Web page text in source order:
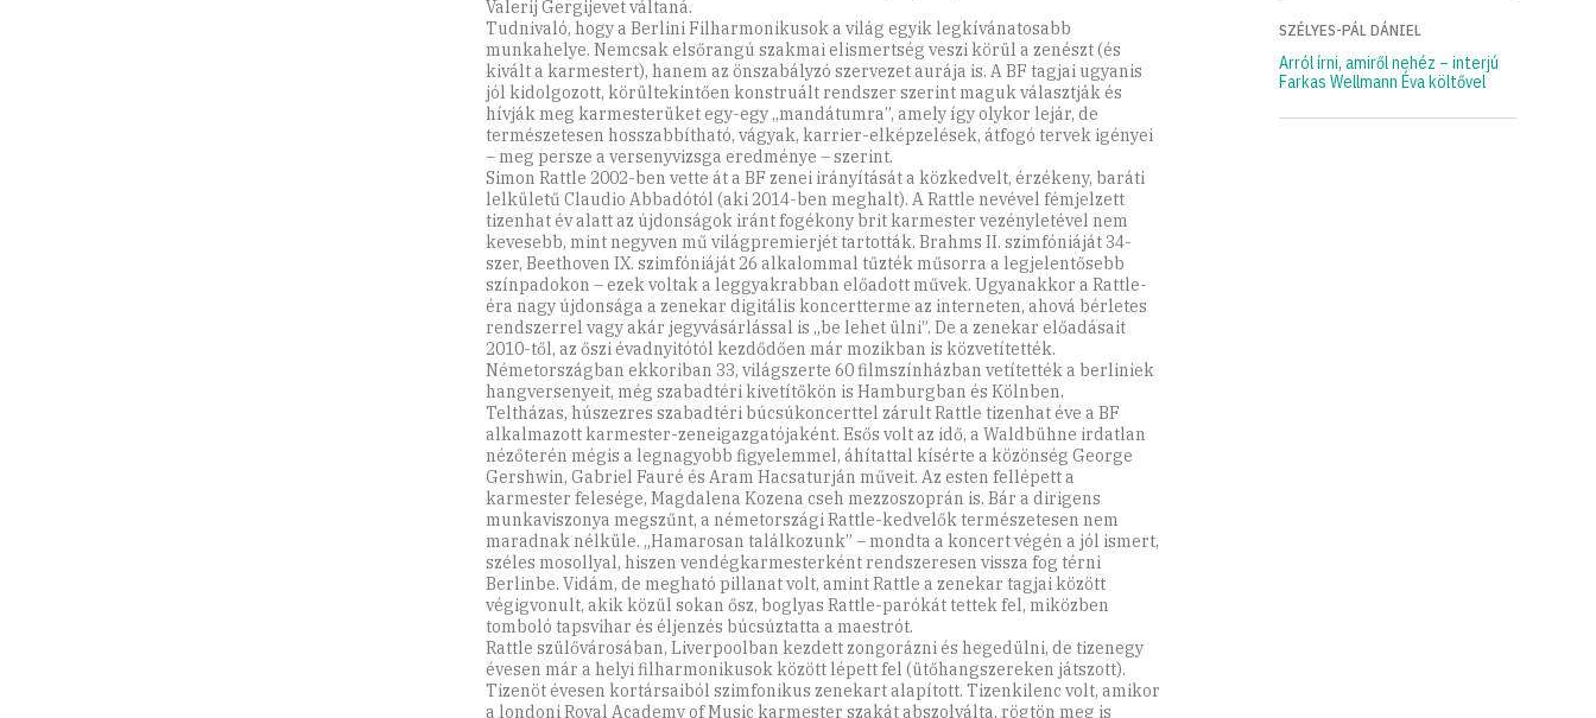
Valerij Gergijevet váltaná.
Tudnivaló, hogy a Berlini Filharmonikusok a világ egyik legkívánatosabb
munkahelye. Nemcsak elsőrangú szakmai elismertség veszi körül a zenészt (és
kivált a karmestert), hanem az önszabályzó szervezet aurája is. A BF tagjai ugyanis
jól kidolgozott, körültekintően konstruált rendszer szerint maguk választják és
hívják meg karmesterüket egy-egy „mandátumra”, amely így olykor lejár, de
természetesen hosszabbítható, vágyak, karrier-elképzelések, átfogó tervek igényei
– meg persze a versenyvizsga eredménye – szerint.
Simon Rattle 2002-ben vette át a BF zenei irányítását a közkedvelt, érzékeny, baráti
lelkületű Claudio Abbadótól (aki 2014-ben meghalt). A Rattle nevével fémjelzett
tizenhat év alatt az újdonságok iránt fogékony brit karmester vezényletével nem
kevesebb, mint negyven mű világpremierjét tartották. Brahms II. szimfóniáját 34-
szer, Beethoven IX. szimfóniáját 26 alkalommal tűzték műsorra a legjelentősebb
színpadokon – ezek voltak a leggyakrabban előadott művek. Ugyanakkor a Rattle-
éra nagy újdonsága a zenekar digitális koncertterme az interneten, ahová bérletes
rendszerrel vagy akár jegyvásárlással is „be lehet ülni”. De a zenekar előadásait
2010-től, az őszi évadnyitótól kezdődően már mozikban is közvetítették.
Németországban ekkoriban 33, világszerte 60 filmszínházban vetítették a berliniek
hangversenyeit, még szabadtéri kivetítőkön is Hamburgban és Kölnben.
Teltházas, húszezres szabadtéri búcsúkoncerttel zárult Rattle tizenhat éve a BF
alkalmazott karmester-zeneigazgatójaként. Esős volt az idő, a Waldbühne irdatlan
nézőterén mégis a legnagyobb figyelemmel, áhítattal kísérte a közönség George
Gershwin, Gabriel Fauré és Aram Hacsaturján műveit. Az esten fellépett a
karmester felesége, Magdalena Kozena cseh mezzoszoprán is. Bár a dirigens
munkaviszonya megszűnt, a németországi Rattle-kedvelők természetesen nem
maradnak nélküle. „Hamarosan találkozunk” – mondta a koncert végén a jól ismert,
széles mosollyal, hiszen vendégkarmesterként rendszeresen vissza fog térni
Berlinbe. Vidám, de megható pillanat volt, amint Rattle a zenekar tagjai között
végigvonult, akik közül sokan ősz, boglyas Rattle-parókát tettek fel, miközben
tomboló tapsvihar és éljenzés búcsúztatta a maestrót.
Rattle szülővárosában, Liverpoolban kezdett zongorázni és hegedülni, de tizenegy
évesen már a helyi filharmonikusok között lépett fel (ütőhangszereken játszott).
Tizenöt évesen kortársaiból szimfonikus zenekart alapított. Tizenkilenc volt, amikor
a londoni Royal Academy of Music karmester szakát abszolválta, rögtön meg is
SZÉLYES-PÁL DÁNIEL
Arról írni, amiről nehéz – interjú
Farkas Wellmann Éva költővel